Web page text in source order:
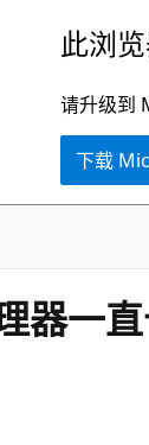
此浏
请升级到
下载
器一